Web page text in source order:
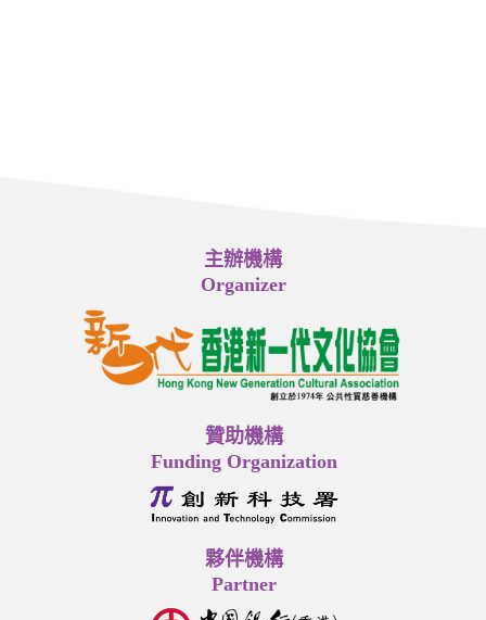
主辦機構
Organizer
贊助機構
Funding Organization
夥伴機構
Partner